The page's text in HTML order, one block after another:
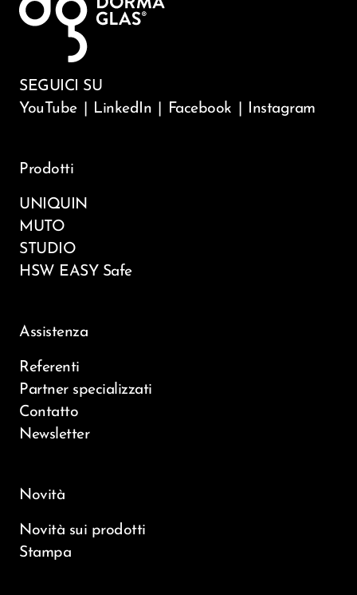
SEGUICI SU
YouTube
LinkedIn Facebook Instagram
Prodotti
UNIQUIN
MUTO
STUDIO
HSW EASY Safe
Assistenza
Referenti
Partner specializzati
Contatto
Newsletter
Novità
Novità sui prodotti
Stampa